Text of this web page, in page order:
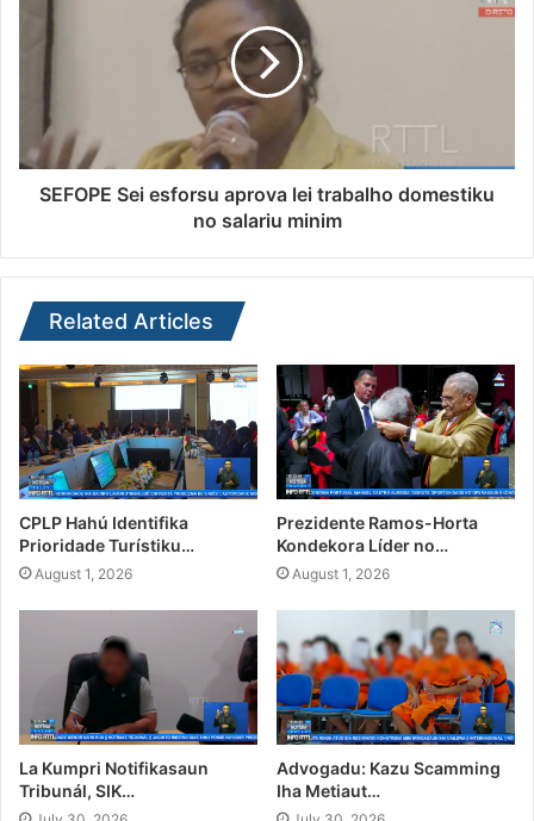
SEFOPE Sei esforsu aprova lei trabalho domestiku
no salariu minim
Related Articles
CPLP Hahú Identifika
Prioridade Turístiku…
August 1, 2026
Prezidente Ramos-Horta
Kondekora Líder no…
August 1, 2026
La Kumpri Notifikasaun
Tribunál, SIK…
Advogadu: Kazu Scamming
Iha Metiaut…